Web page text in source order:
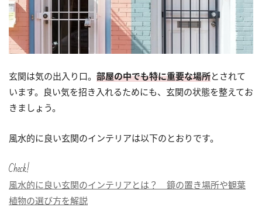
玄関は気の出入り口。 部屋の中でも特に重要な場所とされて
います。良い気を招き入れるためにも、玄関の状態を整えてお
きましょう。
風水的に良い玄関のインテリアは以下のとおりです。
Check!
風水的に良い玄関のインテリアとは？ 鏡の置き場所や観葉
植物の選び方を解説